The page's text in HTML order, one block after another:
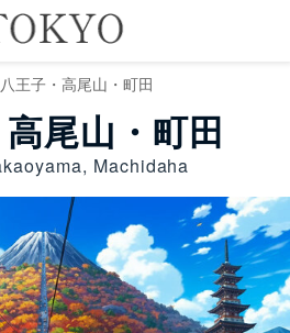
八王子・高尾山・町田
尾山・町田
Machidaha